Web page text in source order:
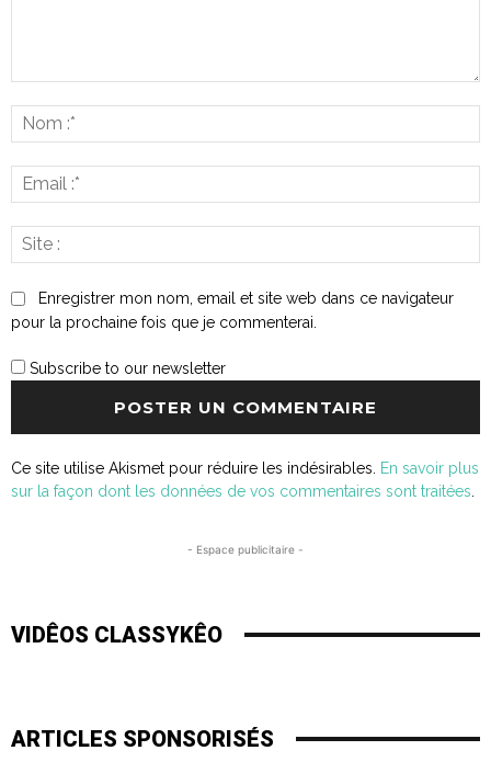
Enregistrer mon nom, email et site web dans ce navigateur
pour la prochaine fois que je commenterai.
Subscribe to our newsletter
Ce site utilise Akismet pour réduire les indésirables. En savoir plus
sur la façon dont les données de vos commentaires sont traitées
- Espace publicitaire -
VIDÊOS CLASSYKÊO
ARTICLES SPONSORISÉS